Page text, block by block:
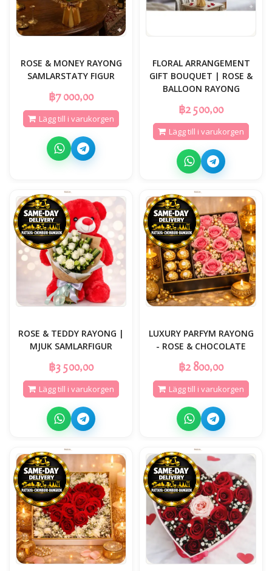
ROSE & MONEY RAYONG
SAMLARSTATY FIGUR
฿7 000,00
Lägg till i varukorgen
FLORAL ARRANGEMENT
GIFT BOUQUET | ROSE &
BALLOON RAYONG
฿2 500,00
Lägg till i varukorgen
ROSE & TEDDY RAYONG |
MJUK SAMLARFIGUR
฿3 500,00
Lägg till i varukorgen
LUXURY PARFYM RAYONG
- ROSE & CHOCOLATE
฿2 800,00
Lägg till i varukorgen